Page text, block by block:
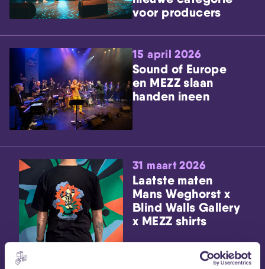
voor producers
15 april 2026
Sound of Europe
en MEZZ slaan
handen ineen
31 maart 2026
Laatste maten
Mans Weghorst x
Blind Walls Gallery
x MEZZ shirts